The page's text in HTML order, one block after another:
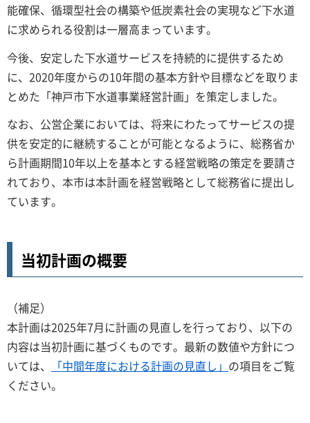
能確保、循環型社会の構築や低炭素社会の実現など下水道
に求められる役割は一層高まっています。
今後、安定した下水道サービスを持続的に提供するため
に、2020年度からの10年間の基本方針や目標などを取りま
とめた「神戸市下水道事業経営計画」を策定しました。
なお、公営企業においては、将来にわたってサービスの提
供を安定的に継続することが可能となるように、総務省か
ら計画期間10年以上を基本とする経営戦略の策定を要請さ
れており、本市は本計画を経営戦略として総務省に提出し
ています。
当初計画の概要
（補足）
本計画は2025年7月に計画の見直しを行っており、以下の
内容は当初計画に基づくものです。最新の数値や方針につ
いては、
「中間年度における計画の見直し」 の項目をご覧
ください。